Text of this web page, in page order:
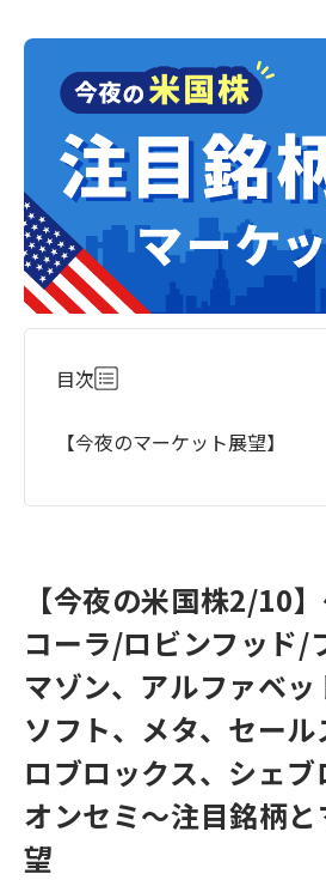
目次
【今夜のマーケット展望】
【今夜の米国株2/10
コーラ/ロビンフッド/
マゾン、アルファベ
ソフト、メタ、セール
ロブロックス、シェブ
オンセミ～注目銘柄
望